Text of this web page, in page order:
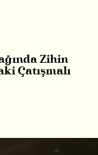
Zihin
Çatışmalı